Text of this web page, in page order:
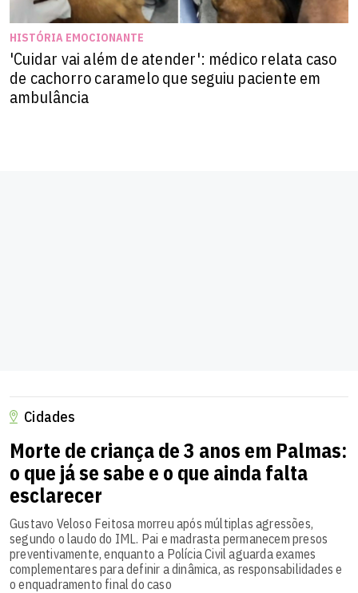
HISTÓRIA EMOCIONANTE
'Cuidar vai além de atender': médico relata caso
de cachorro caramelo que seguiu paciente em
ambulância
Cidades
Morte de criança de 3 anos em Palmas:
o que já se sabe e o que ainda falta
esclarecer
Gustavo Veloso Feitosa morreu após múltiplas agressões,
segundo o laudo do IML. Pai e madrasta permanecem presos
preventivamente, enquanto a Polícia Civil aguarda exames
complementares para definir a dinâmica, as responsabilidades e
o enquadramento final do caso